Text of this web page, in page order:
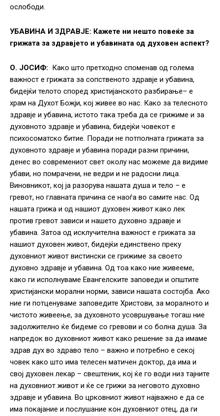
ослободи.
УБАВИНА И ЗДРАВЈЕ: Кажете ни нешто повеќе за
грижата за здравјето и убавината од духовен аспект?
О. ЈОСИФ: Како што претходно споменав од голема
важност е грижата за сопственото здравје и убавина,
бидејќи телото според христијанското разбирање– е
храм на Духот Божји, кој живее во нас. Како за телесното
здравје и убавина, истото така треба да се грижиме и за
духовното здравје и убавина, бидејќи човекот е
психосоматско битие. Поради не потполната грижата за
духовното здравје и убавина поради разни причини,
денес во современиот свет околу нас можеме да видиме
убави, но помрачени, не ведри и не радосни лица.
Виновникот, кој ја разорува нашата душа и тело – е
гревот, но главната причина се наоѓа во самите нас. Од
нашата грижа и од нашиот духовен живот како лек
против гревот зависи и нашето духовно здравје и
убавина. Затоа од исклучителна важност е грижата за
нашиот духовен живот, бидејќи единствено преку
духовниот живот вистински се грижиме за своето
духовно здравје и убавина. Од тоа како ние живееме,
како ги исполнуваме Евангелските заповеди и општите
христијански морални норми, зависи нашата состојба. Ако
ние ги потценуваме заповедите Христови, за моралното и
чистото живеење, за духовното усовршување тогаш ние
задолжително ќе бидеме со гревови и со болна душа. За
напредок во духовниот живот како решение за да имаме
здрав дух во здраво тело – важно и потребно е секој
човек како што има телесен матичен доктор, да има и
свој духовен лекар – свештеник, кој ќе го води низ тајните
на духовниот живот и ќе се грижи за неговото духовно
здравје и убавина. Во црковниот живот најважно е да се
има покајание и послушание кон духовниот отец, да ги